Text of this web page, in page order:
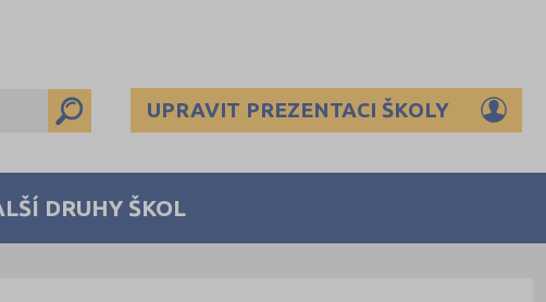
UPRAVIT PREZENTACI ŠKOLY
DRUHY ŠKOL